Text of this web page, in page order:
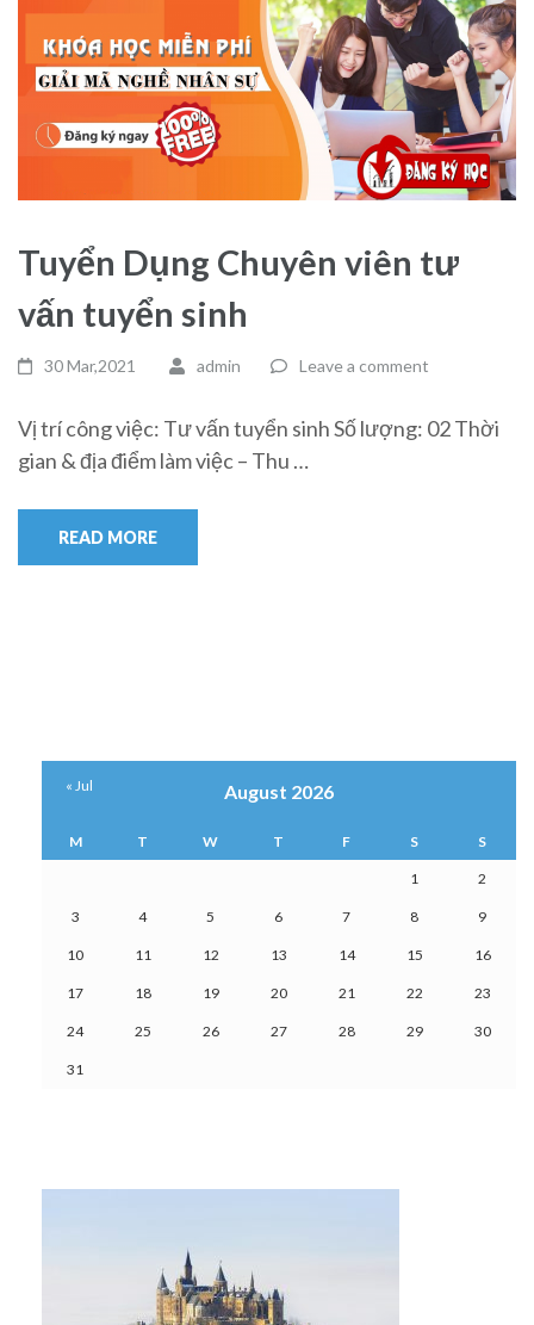
Tuyển Dụng Chuyên viên tư
vấn tuyển sinh
30 Mar,2021 admin Leave a comment
Vị trí công việc: Tư vấn tuyển sinh Số lượng: 02 Thời
gian & địa điểm làm việc – Thu …
READ MORE
August 2026
M T W T F S S
1 2
3 4 5 6 7 8 9
10 11 12 13 14 15 16
17 18 19 20 21 22 23
24 25 26 27 28 29 30
31
« Jul